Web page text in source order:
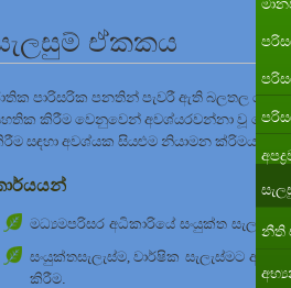
නීති
ඒකකය
පාරිසරික පනතින් පැවරී ඇති බලතල
කිරීම වෙනුවෙන් අවශ්යරවන්නා වූ කෙටි
සඳහා අවශ්යක සියළුම නියාමන
මධ්‍යමපරිසර අධිකාරියේ සංයුක්ත සැලැස්ම
සංයුක්තසැලැස්ම,වාර්ෂික සැලැස්මට
කිරීම.